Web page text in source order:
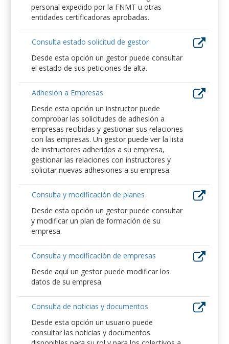
personal expedido por la FNMT u otras
entidades certificadoras aprobadas.
Consulta estado solicitud de gestor
Desde esta opción un gestor puede consultar
el estado de sus peticiones de alta.
Adhesión a Empresas
Desde esta opción un instructor puede
comprobar las solicitudes de adhesión a
empresas recibidas y gestionar sus relaciones
con las empresas. Un gestor puede ver la lista
de instructores adheridos a su empresa,
gestionar las relaciones con instructores y
solicitar nuevas adhesiones a su empresa.
Consulta y modificación de planes
Desde esta opción un gestor puede consultar
y modificar un plan de formación de su
empresa.
Consulta y modificación de empresas
Desde aquí un gestor puede modificar los
datos de su empresa.
Consulta de noticias y documentos
Desde esta opción un usuario puede
consultar las noticias y documentos